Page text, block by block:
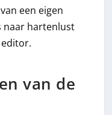
een eigen
naar hartenlust
van de